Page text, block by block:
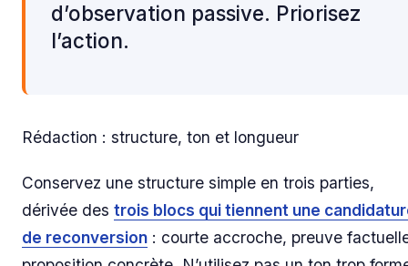
d’observation passive. Priorisez
l’action.
Rédaction : structure, ton et longueur
Conservez une structure simple en trois parties,
dérivée des trois blocs qui tiennent une
de reconversion : courte accroche, preuve